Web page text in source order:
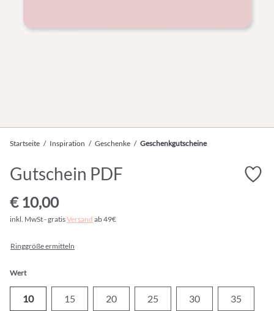
Startseite / Inspiration / Geschenke / Geschenkgutscheine
Gutschein PDF
€ 10,00
inkl. MwSt - gratisVersand ab 49€
Ringgröße ermitteln
Wert
10 15 20 25 30 35